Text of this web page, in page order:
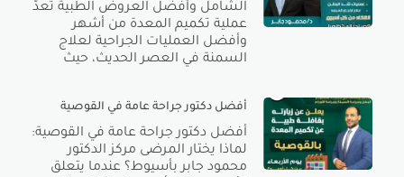
الشامل وأفضل العروض الطبية تُعدّ
عملية تكميم المعدة من أشهر
وأفضل العمليات الجراحية لعلاج
السمنة في العصر الحديث، حيث
أفضل دكتور جراحة عامة في القوصية
أفضل دكتور جراحة عامة في القوصية:
لماذا يختار المرضى مركز الدكتور
محمود جابر بأسيوط؟ عندما يتعلق